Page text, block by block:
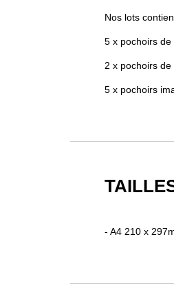
Nos lots
5 x pochoirs de
2 x pochoirs de
5 x pochoirs
- A4 210 x